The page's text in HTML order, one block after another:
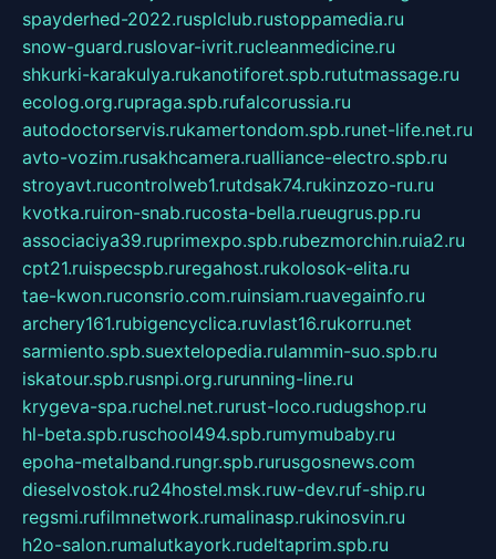
spayderhed-2022.rusplclub.rustoppamedia.ru
snow-guard.ruslovar-ivrit.rucleanmedicine.ru
shkurki-karakulya.rukanotiforet.spb.rututmassage.ru
ecolog.org.rupraga.spb.rufalcorussia.ru
autodoctorservis.rukamertondom.spb.runet-life.net.ru
avto-vozim.rusakhcamera.rualliance-electro.spb.ru
stroyavt.rucontrolweb1.rutdsak74.rukinzozo-ru.ru
kvotka.ruiron-snab.rucosta-bella.rueugrus.pp.ru
associaciya39.ruprimexpo.spb.rubezmorchin.ruia2.ru
cpt21.ruispecspb.ruregahost.rukolosok-elita.ru
tae-kwon.ruconsrio.com.ruinsiam.ruavegainfo.ru
archery161.rubigencyclica.ruvlast16.rukorru.net
sarmiento.spb.suextelopedia.rulammin-suo.spb.ru
iskatour.spb.rusnpi.org.rurunning-line.ru
krygeva-spa.ruchel.net.rurust-loco.rudugshop.ru
hl-beta.spb.ruschool494.spb.rumymubaby.ru
epoha-metalband.rungr.spb.rurusgosnews.com
dieselvostok.ru24hostel.msk.ruw-dev.ruf-ship.ru
regsmi.rufilmnetwork.rumalinasp.rukinosvin.ru
h2o-salon.rumalutkayork.rudeltaprim.spb.ru